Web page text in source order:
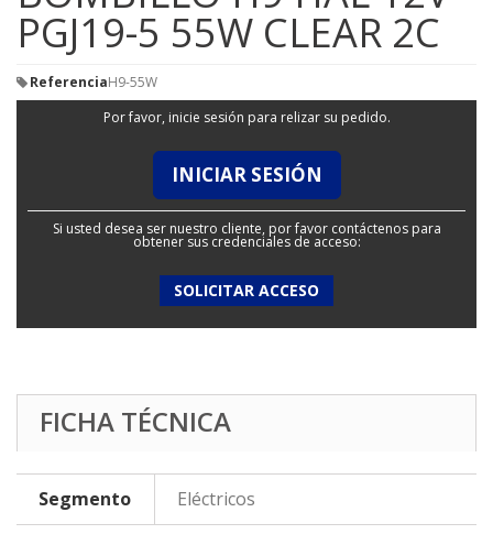
PGJ19-5 55W CLEAR 2C
ReferenciaH9-55W
Por favor, inicie sesión para relizar su pedido.
INICIAR SESIÓN
Si usted desea ser nuestro cliente, por favor contáctenos para
obtener sus credenciales de acceso:
SOLICITAR ACCESO
FICHA TÉCNICA
Segmento Eléctricos